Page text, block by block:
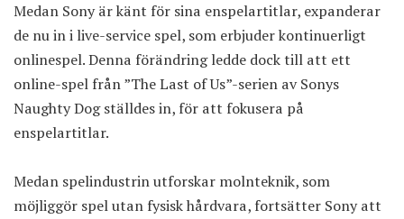
Medan Sony är känt för sina enspelartitlar, expanderar
de nu in i live-service spel, som erbjuder kontinuerligt
onlinespel. Denna förändring ledde dock till att ett
online-spel från ”The Last of Us”-serien av Sonys
Naughty Dog ställdes in, för att fokusera på
enspelartitlar.
Medan spelindustrin utforskar molnteknik, som
möjliggör spel utan fysisk hårdvara, fortsätter Sony att